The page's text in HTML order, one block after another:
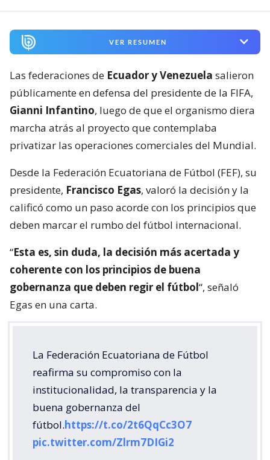
VER RESUMEN
Las federaciones de Ecuador y Venezuela salieron
públicamente en defensa del presidente de la FIFA,
Gianni Infantino, luego de que el organismo diera
marcha atrás al proyecto que contemplaba
privatizar las operaciones comerciales del Mundial.
Desde la Federación Ecuatoriana de Fútbol (FEF), su
presidente, Francisco Egas, valoró la decisión y la
calificó como un paso acorde con los principios que
deben marcar el rumbo del fútbol internacional.
“Esta es, sin duda, la decisión más acertada y
coherente con los principios de buena
gobernanza que deben regir el fútbol“, señaló
Egas en una carta.
La Federación Ecuatoriana de Fútbol
reafirma su compromiso con la
institucionalidad, la transparencia y la
buena gobernanza del
fútbol.https://t.co/2t6QqCc3O7
pic.twitter.com/Zlrm7DIGi2